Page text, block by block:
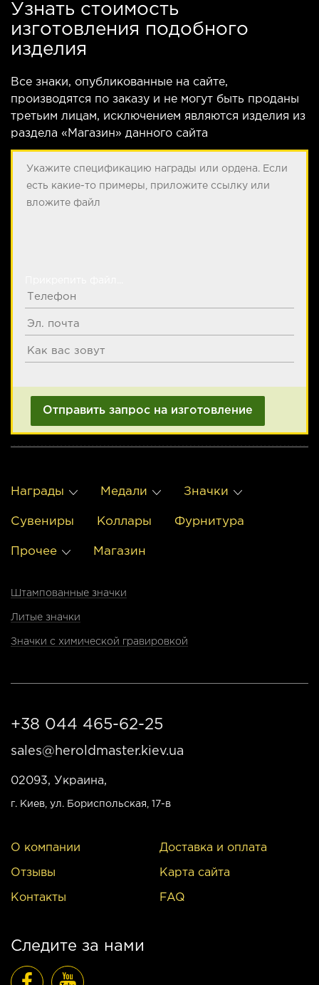
Узнать стоимость
изготовления подобного
изделия
Все знаки, опубликованные на сайте,
производятся по заказу и не могут быть проданы
третьим лицам, исключением являются изделия из
раздела «Магазин» данного сайта
Награды Медали Значки
Сувениры Коллары Фурнитура
Прочее Магазин
Штампованные значки
Литые значки
Значки с химической гравировкой
+38 044 465-62-25
sales@heroldmaster.kiev.ua
02093, Украина,
г. Киев , ул. Бориспольская, 17-в
О компании
Отзывы
Контакты
Доставка и оплата
Карта сайта
FAQ
Следите за нами